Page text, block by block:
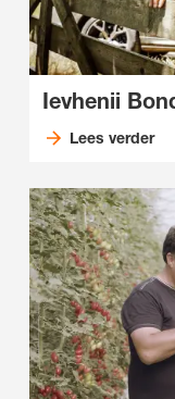
Ievhenii
Lees verder